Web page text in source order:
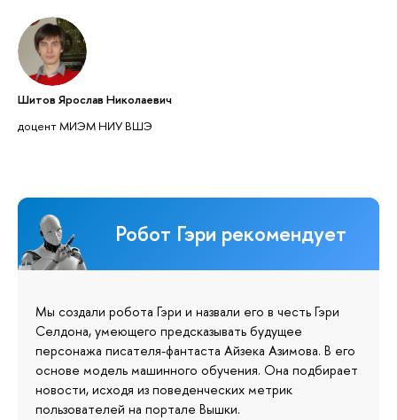
Шитов Ярослав Николаевич
доцент МИЭМ НИУ ВШЭ
Робот Гэри рекомендует
Мы создали робота Гэри и назвали его в честь Гэри
Селдона, умеющего предсказывать будущее
персонажа писателя-фантаста Айзека Азимова. В его
основе модель машинного обучения. Она подбирает
новости, исходя из поведенческих метрик
пользователей на портале Вышки.